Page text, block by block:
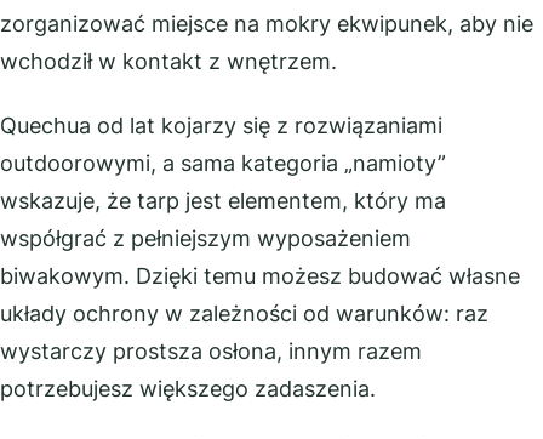
zorganizować miejsce na mokry ekwipunek, aby nie
wchodził w kontakt z wnętrzem.
Quechua od lat kojarzy się z rozwiązaniami
outdoorowymi, a sama kategoria „namioty”
wskazuje, że tarp jest elementem, który ma
współgrać z pełniejszym wyposażeniem
biwakowym. Dzięki temu możesz budować własne
układy ochrony w zależności od warunków: raz
wystarczy prostsza osłona, innym razem
potrzebujesz większego zadaszenia.